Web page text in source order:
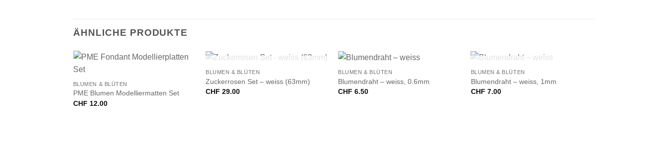
ÄHNLICHE PRODUKTE
BLUMEN & BLÜTEN
PME Blumen Modelliermatten Set
CHF 12.00
+
NICHT VORRÄTIG
BLUMEN & BLÜTEN
Zuckerrosen Set – weiss (63mm)
CHF 29.00
+
BLUMEN & BLÜTEN
Blumendraht – weiss, 0.6mm
CHF 6.50
+
NICHT VORRÄTIG
BLUMEN & BLÜTEN
Blumendraht – weiss, 1mm
CHF 7.00